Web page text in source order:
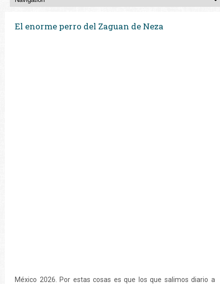
El enorme perro del Zaguan de Neza
México 2026. Por estas cosas es que los que salimos diario a